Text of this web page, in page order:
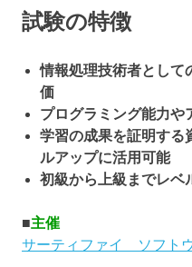
試験の特徴
情報処理技術者として
価
プログラミング能力や
学習の成果を証明する
ルアップに活用可能
初級から上級までレベ
■主催
サーティファイ ソフト